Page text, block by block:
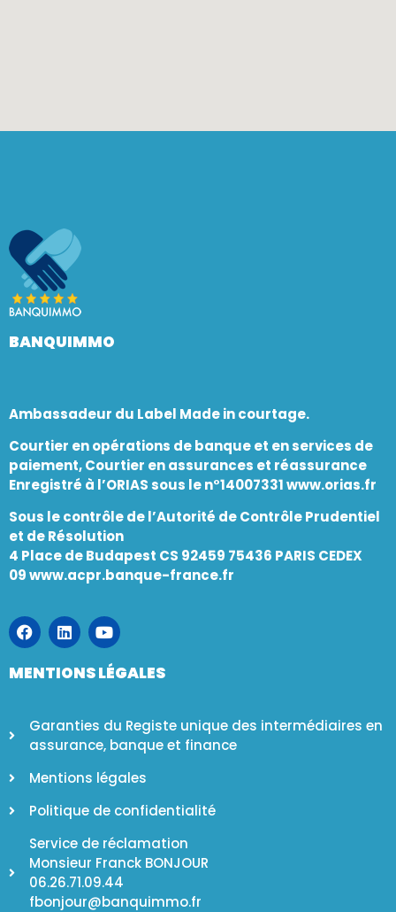
BANQUIMMO
Ambassadeur du Label Made in courtage.
Courtier en opérations de banque et en services de
paiement, Courtier en assurances et réassurance
Enregistré à l’ORIAS sous le n°14007331www.orias.fr
Sous le contrôle de l’Autorité de Contrôle Prudentiel
et de Résolution
4 Place de Budapest CS 92459 75436 PARIS CEDEX
09www.acpr.banque-france.fr
MENTIONS LÉGALES
Garanties du Registe unique des intermédiaires en
assurance, banque et finance
Mentions légales
Politique de confidentialité
Service de réclamation
Monsieur Franck BONJOUR
06.26.71.09.44
fbonjour@banquimmo.fr